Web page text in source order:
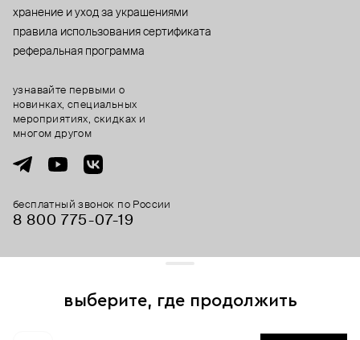
хранение и уход за украшениями
правила использования сертификата
реферальная программа
бесплатный звонок по России
8 800 775⁠-07⁠-19
узнавайте первыми о
новинках, специальных
мероприятиях, скидках и
многом другом
выберите, где продолжить